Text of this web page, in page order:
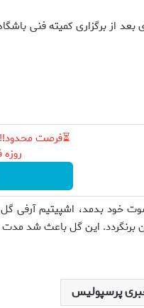
بعد از برگزاری کمیته فنی
روزه فقط 600
برنگردد. این گل باعث شد
پرسپولیس